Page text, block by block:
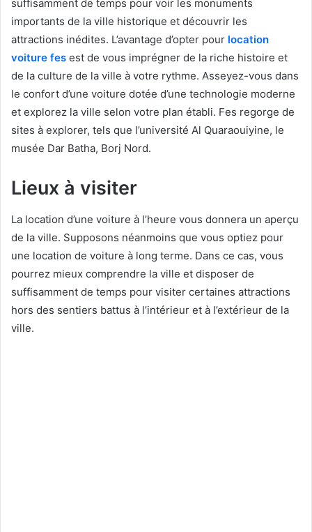
suffisamment de temps pour voir les monuments
importants de la ville historique et découvrir les
attractions inédites. L’avantage d’opter pour location
voiture fes est de vous imprégner dе la riche histoire et
de la culture de la ville à votre rythme. Asseyez-vous dans
le confort d’une voiture dotée d’une technologie moderne
et explorez la ville selon votre plan établi. Fеs regorge de
sites à explorer, tels que l’université Al Quaraouiyine, le
musée Dar Batha, Borj Nord.
Lieux à visiter
La location d’une voiture à l’heure vous donnera un aperçu
de la ville. Supposons néanmoins que vous optiez pour
une location de voiture à long terme. Dans ce cas, vous
pourrez mieux comprendre la ville et disposer de
suffisamment de temps pour visiter certaines attractions
hors des sentiers battus à l’intérieur et à l’extérieur de la
ville.